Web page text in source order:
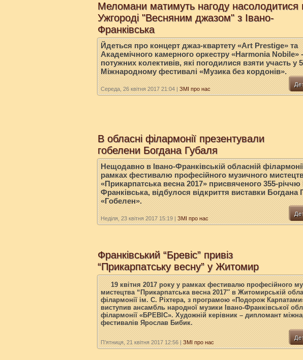
Меломани матимуть нагоду насолодитися
Ужгороді "Весняним джазом" з Івано-
Франківська
Йдеться про концерт джаз-квартету «Art Prestige» та
Академічного камерного оркестру «Harmоnia Nobile»
потужних колективів, які погодилися взяти участь у
Міжнародному фестивалі «Музика без кордонів».
Середа, 26 квітня 2017 21:04 | ЗМІ про нас
В обласні філармонії презентували
гобелени Богдана Губаля
Нещодавно в Івано-Франківській обласній
рамках фестивалю професійного музичного
«Прикарпатська весна 2017» присвяченого 355-річчю
Франківська, відбулося відкриття виставки Богдана
«Гобелен».
Неділя, 23 квітня 2017 15:19 | ЗМІ про нас
Франківський “Бревіс” привіз
“Прикарпатську весну” у Житомир
19 квітня 2017 року у рамках фестивалю професійного
мистецтва “Прикарпатська весна 2017″ в Житомирській
філармонії ім. С. Ріхтера, з програмою «Подорож
виступив ансамбль народної музики Івано-Франківської
філармонії «БРЕВІС». Художній керівник – дипломант
фестивалів Ярослав Бибик.
П’ятниця, 21 квітня 2017 12:56 | ЗМІ про нас